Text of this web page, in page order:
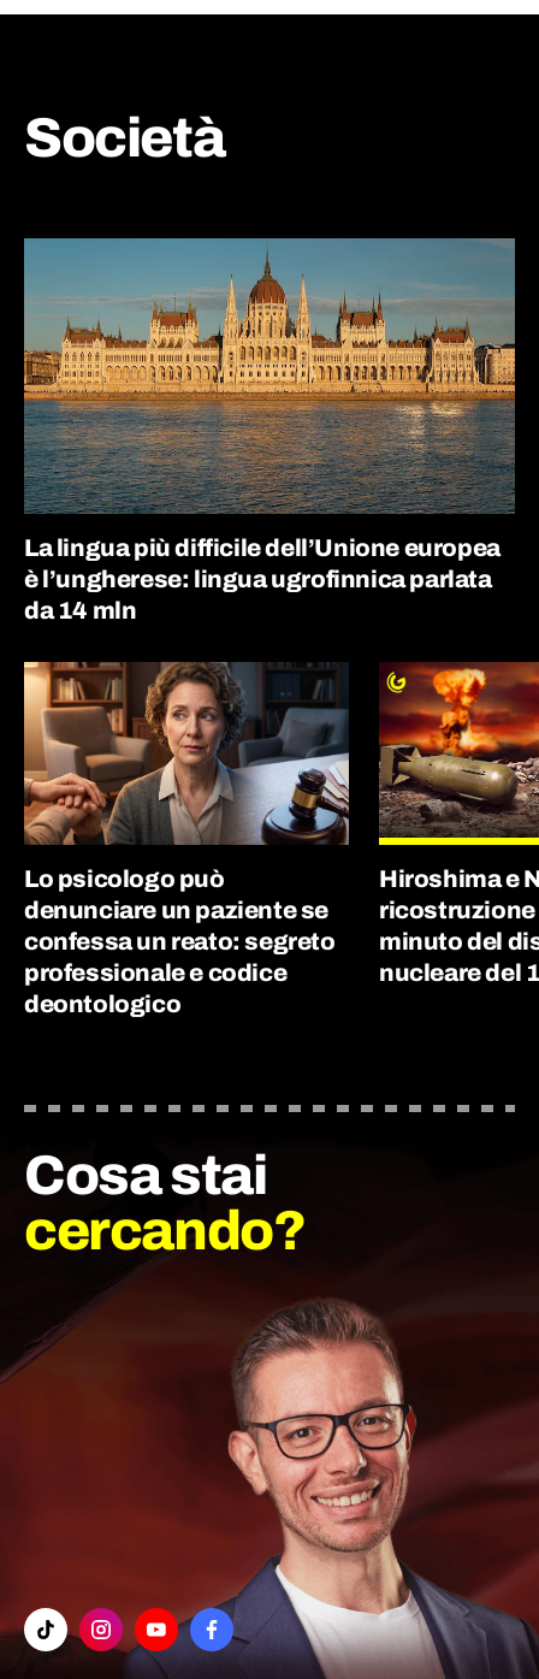
Società
La lingua più difficile dell’Unione europea
è l’ungherese: lingua ugrofinnica parlata
da 14 mln
Lo psicologo può
denunciare un paziente se
confessa un reato: segreto
professionale e codice
deontologico
Hiroshima e
minuto del
nucleare del
Cosa stai
cercando?